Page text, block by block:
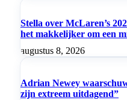
Stella over McLaren’s
het makkelijker om een
augustus 8, 2026
Adrian Newey
zijn extreem uitdagend”